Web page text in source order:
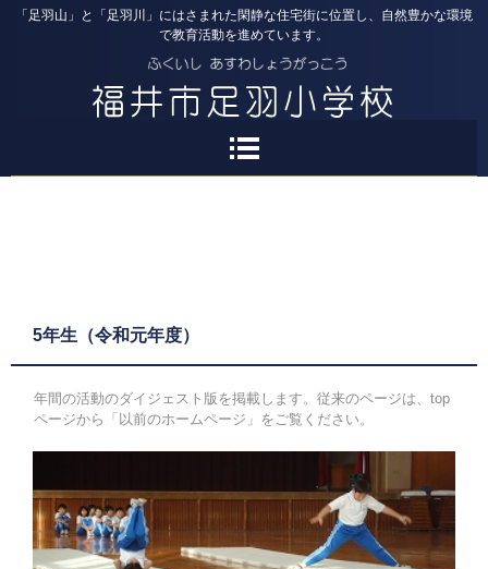
「足羽山」と「足羽川」にはさまれた閑静な住宅街に位置し、自然豊かな環境
で教育活動を進めています。
5年生（令和元年度）
年間の活動のダイジェスト版を掲載します。従来のページは、top
ページから「以前のホームページ」をご覧ください。